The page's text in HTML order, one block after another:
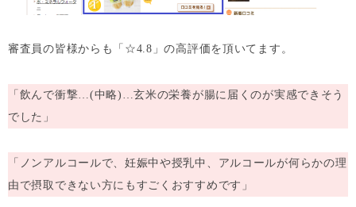
審査員の皆様からも「☆4.8」の高評価を頂いてます。
「飲んで衝撃…(中略)…玄米の栄養が腸に届くのが実感できそう
でした」
「ノンアルコールで、妊娠中や授乳中、アルコールが何らかの理
由で摂取できない方にもすごくおすすめです」